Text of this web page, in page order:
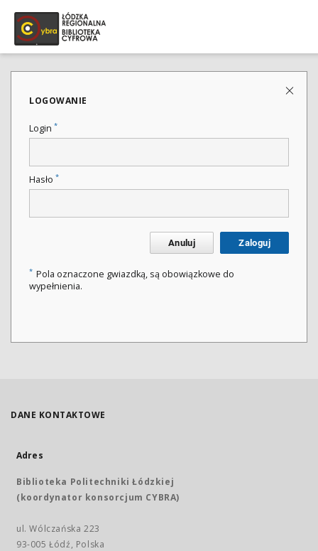
LOGOWANIE
Login *
Hasło *
Anuluj Zaloguj
* Pola oznaczone gwiazdką, są obowiązkowe do
wypełnienia.
DANE KONTAKTOWE
Adres
Biblioteka Politechniki Łódzkiej
(koordynator konsorcjum CYBRA)
ul. Wólczańska 223
93-005 Łódź, Polska